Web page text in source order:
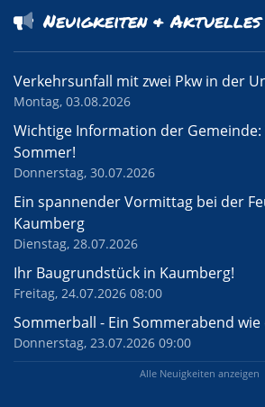
Neuigkeiten & Aktuelles
Verkehrsunfall mit zwei Pkw in der
Montag, 03.08.2026
Wichtige Information der
Sommer!
Donnerstag, 30.07.2026
Ein spannender Vormittag bei der
Kaumberg
Dienstag, 28.07.2026
Ihr Baugrundstück in Kaumberg!
Freitag, 24.07.2026 08:00
Sommerball - Ein Sommerabend wie
Donnerstag, 23.07.2026 09:00
Alle Neuigkeiten anzeigen